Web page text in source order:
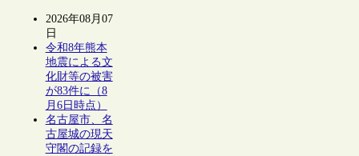
2026年08月07
日
令和8年熊本
地震による文
化財等の被害
が83件に（8
月6日時点）
名古屋市、名
古屋城の現天
守閣の記録を